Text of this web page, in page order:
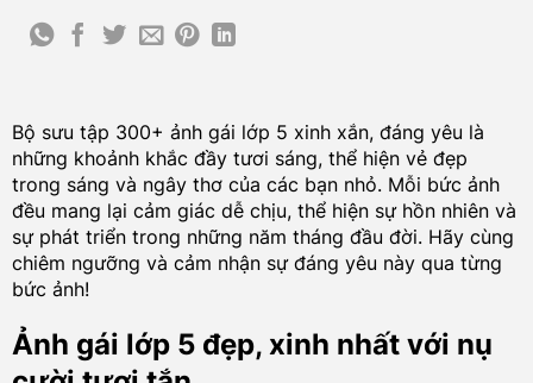
Bộ sưu tập 300+ ảnh gái lớp 5 xinh xắn, đáng yêu là
những khoảnh khắc đầy tươi sáng, thể hiện vẻ đẹp
trong sáng và ngây thơ của các bạn nhỏ. Mỗi bức ảnh
đều mang lại cảm giác dễ chịu, thể hiện sự hồn nhiên và
sự phát triển trong những năm tháng đầu đời. Hãy cùng
chiêm ngưỡng và cảm nhận sự đáng yêu này qua từng
bức ảnh!
Ảnh gái lớp 5 đẹp, xinh nhất với nụ